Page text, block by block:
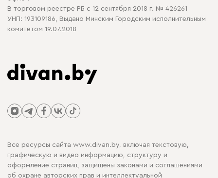
В торговом реестре РБ с 12 сентября 2018 г. № 426261
УНП: 193109186, Выдано Минским Городским исполнительным
комитетом 19.07.2018
Все ресурсы сайта www.divan.by, включая текстовую,
графическую и видео информацию, структуру и
оформление страниц, защищены законами и соглашениями
об охране авторских прав и интеллектуальной